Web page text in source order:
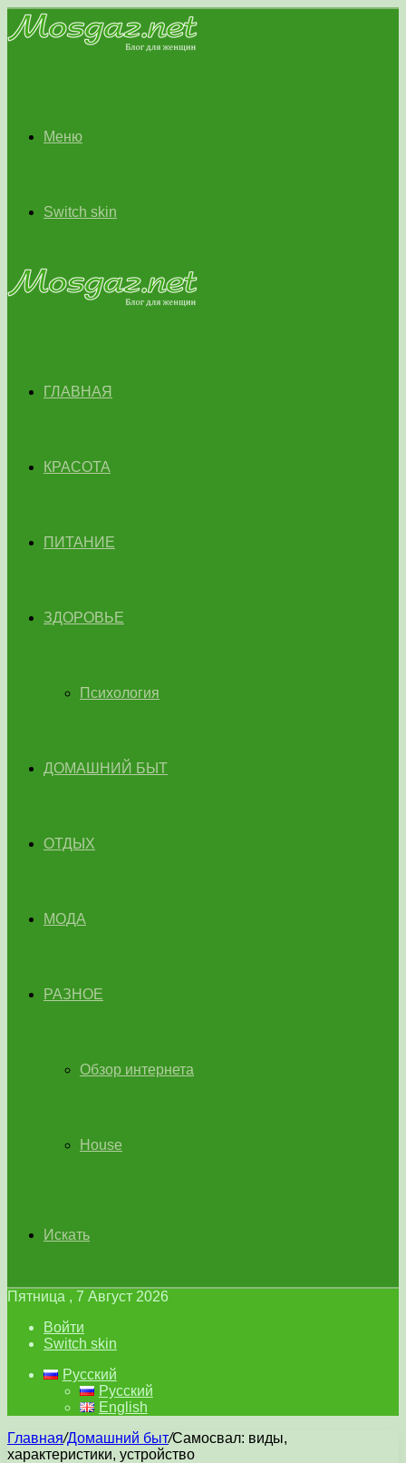
Меню
Switch skin
ГЛАВНАЯ
КРАСОТА
ПИТАНИЕ
ЗДОРОВЬЕ
Психология
ДОМАШНИЙ БЫТ
ОТДЫХ
МОДА
РАЗНОЕ
Обзор интернета
House
Искать
Пятница , 7 Август 2026
Войти
Switch skin
Русский
Русский
English
Главная/Домашний быт/Самосвал: виды,
характеристики, устройство